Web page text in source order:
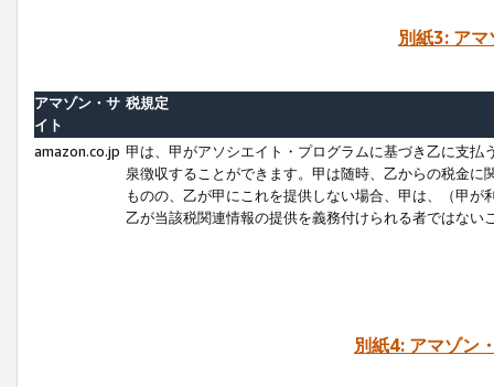
別紙3: ア
アマゾン・サ
イト
税規定
amazon.co.jp 甲は、甲がアソシエイト・プログラムに基づき乙に支
泉徴収することができます。甲は随時、乙からの税金
ものの、乙が甲にこれを提供しない場合、甲は、（甲
乙が当該税関連情報の提供を義務付けられる者ではな
別紙4: アマゾン